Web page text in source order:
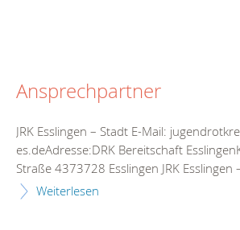
Ansprechpartner
JRK Esslingen – Stadt E-Mail:
es.deAdresse:DRK Bereitschaft
Straße 4373728 Esslingen JRK Esslingen –
Weiterlesen